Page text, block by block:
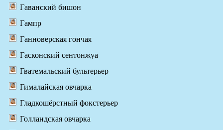
Гаванский бишон
Гампр
Ганноверская гончая
Гасконский сентонжуа
Гватемальский бультерьер
Гималайская овчарка
Гладкошёрстный фокстерьер
Голландская овчарка